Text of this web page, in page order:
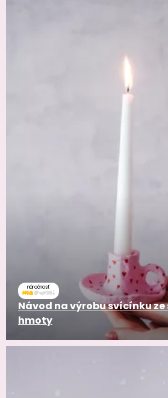
náročnosť
Návod na výrobu svícínku
hmoty